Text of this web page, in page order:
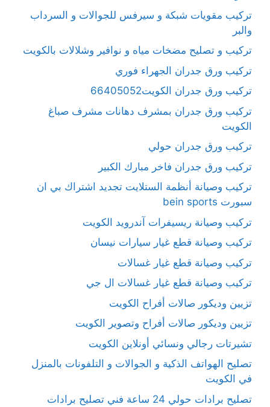
تركيب مقويات شبكة و سيرفس للجوالات و السرداب
والبر
تركيب و تصليح مضخات مياه و نوافير وشلالات بالكويت
تركيب ورق جدران الجهراء فوري
تركيب ورق جدران الكويت66405052
تركيب ورق جدران بمشرف دهانات مشرف صباغ
الكويت
تركيب ورق جدران حولي
تركيب ورق جدران فاخر مبارك الكبير
تركيب وصيانة أنظمة الستلايت تجديد اشتراك بي ان
سبورت bein sports
تركيب وصيانة ريسيفرات آندرويد الكويت
تركيب وصيانة قطع غيار سيارات نيسان
تركيب وصيانة قطع غيار غسالات
تركيب وصيانة قطع غيار غسالات ال جي
تزيين وديكور صالات أفراح الكويت
تزيين وديكور صالات أفراح وتصوير الكويت
تشيرتات رجالي ونسائي أونلاين الكويت
تصليح الهواتف الذكية و الجوالات و التلفونات بالمنزل
في الكويت
تصليح برادات حولي 24 ساعة فني تصليح برادات